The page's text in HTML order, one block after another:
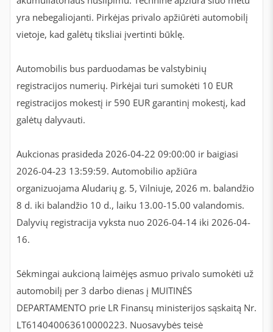
yra nebegaliojanti. Pirkėjas privalo apžiūrėti automobilį
vietoje, kad galėtų tiksliai įvertinti būklę.
Automobilis bus parduodamas be valstybinių
registracijos numerių. Pirkėjai turi sumokėti 10 EUR
registracijos mokestį ir 590 EUR garantinį mokestį, kad
galėtų dalyvauti.
Aukcionas prasideda 2026-04-22 09:00:00 ir baigiasi
2026-04-23 13:59:59. Automobilio apžiūra
organizuojama Aludarių g. 5, Vilniuje, 2026 m. balandžio
8 d. iki balandžio 10 d., laiku 13.00-15.00 valandomis.
Dalyvių registracija vyksta nuo 2026-04-14 iki 2026-04-
16.
Sėkmingai aukcioną laimėjęs asmuo privalo sumokėti už
automobilį per 3 darbo dienas į MUITINĖS
DEPARTAMENTO prie LR Finansų ministerijos sąskaitą Nr.
LT614040063610000223. Nuosavybės teisė